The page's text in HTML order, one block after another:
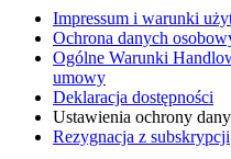
Impressum i warunki
Ochrona danych
Ogólne Warunki
umowy
Deklaracja dostępności
Ustawienia ochrony
Rezygnacja z subskrypcji